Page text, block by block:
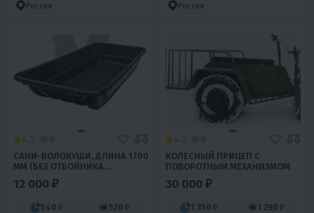
Россия Россия
CАНИ-ВОЛОКУШИ, ДЛИНА 1700
ММ (БЕЗ ОТБОЙНИКА
ПОДШИТЫЕ)
12 000 ₽
540 ₽ 520 ₽
КОЛЁСНЫЙ ПРИЦЕП С
ПОВОРОТНЫМ МЕХАНИЗМОМ
30 000 ₽
1 350 ₽ 1 290 ₽